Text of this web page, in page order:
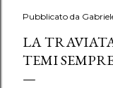
Pubblicato da
LA
TEMI